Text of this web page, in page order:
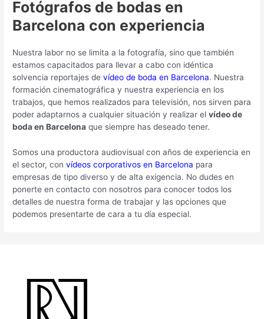
Fotógrafos de bodas en
Barcelona con experiencia
Nuestra labor no se limita a la fotografía, sino que también
estamos capacitados para llevar a cabo con idéntica
solvencia reportajes devídeo de boda en Barcelona. Nuestra
formación cinematográfica y nuestra experiencia en los
trabajos, que hemos realizados para televisión, nos sirven para
poder adaptarnos a cualquier situación y realizar elvídeo de
boda en Barcelona que siempre has deseado tener.
Somos una productora audiovisual con años de experiencia en
el sector, convídeos corporativos en Barcelona para
empresas de tipo diverso y de alta exigencia. No dudes en
ponerte en contacto con nosotros para conocer todos los
detalles de nuestra forma de trabajar y las opciones que
podemos presentarte de cara a tu día especial.